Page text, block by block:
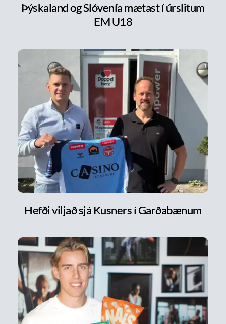
Þýskaland og Slóvenía mætast í úrslitum
EM U18
Hefði viljað sjá Kusners í Garðabænum